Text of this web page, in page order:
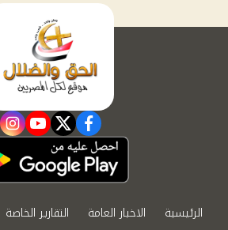
facebook
twitter
الرئيسية الاخبار العامة التقارير الخاصة